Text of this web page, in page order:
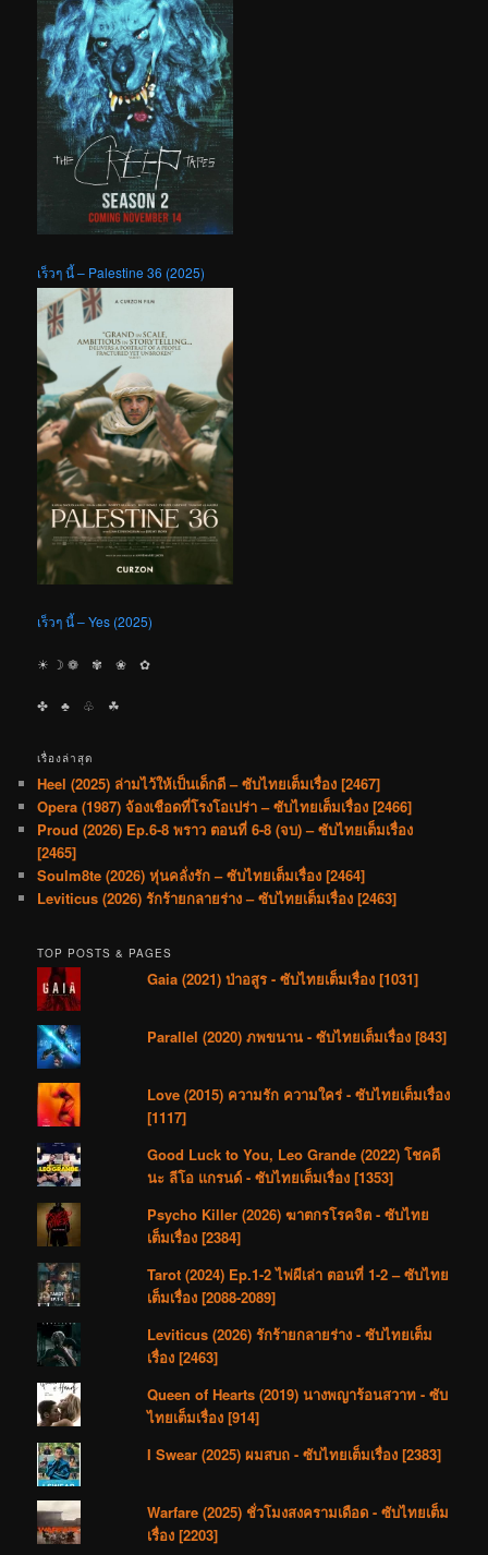
เร็วๆ นี้ – Palestine 36 (2025)
เร็วๆ นี้ – Yes (2025)
☀︎ ☽ ❁ ✾ ❀ ✿
✤ ♣︎ ♧ ☘︎
เรื่องล่าสุด
Heel (2025) ล่ามไว้ให้เป็นเด็กดี – ซับไทยเต็มเรื่อง [2467]
Opera (1987) จ้องเชือดที่โรงโอเปร่า – ซับไทยเต็มเรื่อง [2466]
Proud (2026) Ep.6-8 พราว ตอนที่ 6-8 (จบ) – ซับไทยเต็มเรื่อง
[2465]
Soulm8te (2026) หุ่นคลั่งรัก – ซับไทยเต็มเรื่อง [2464]
Leviticus (2026) รักร้ายกลายร่าง – ซับไทยเต็มเรื่อง [2463]
TOP POSTS & PAGES
Gaia (2021) ป่าอสูร - ซับไทยเต็มเรื่อง [1031]
Parallel (2020) ภพขนาน - ซับไทยเต็มเรื่อง [843]
Love (2015) ความรัก ความใคร่ - ซับไทยเต็มเรื่อง
[1117]
Good Luck to You, Leo Grande (2022) โชคดี
นะ ลีโอ แกรนด์ - ซับไทยเต็มเรื่อง [1353]
Psycho Killer (2026) ฆาตกรโรคจิต - ซับไทย
เต็มเรื่อง [2384]
Tarot (2024) Ep.1-2 ไพ่ผีเล่า ตอนที่ 1-2 – ซับไทย
เต็มเรื่อง [2088-2089]
Leviticus (2026) รักร้ายกลายร่าง - ซับไทยเต็ม
เรื่อง [2463]
Queen of Hearts (2019) นางพญาร้อนสวาท - ซับ
ไทยเต็มเรื่อง [914]
I Swear (2025) ผมสบถ - ซับไทยเต็มเรื่อง [2383]
Warfare (2025) ชั่วโมงสงครามเดือด - ซับไทยเต็ม
เรื่อง [2203]